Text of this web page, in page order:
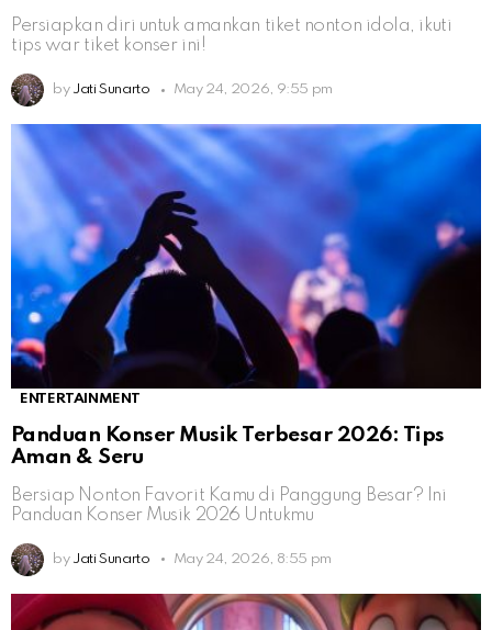
Persiapkan diri untuk amankan tiket nonton idola, ikuti
tips war tiket konser ini!
by Jati Sunarto May 24, 2026, 9:55 pm
ENTERTAINMENT
Panduan Konser Musik Terbesar 2026: Tips
Aman & Seru
Bersiap Nonton Favorit Kamu di Panggung Besar? Ini
Panduan Konser Musik 2026 Untukmu
by Jati Sunarto May 24, 2026, 8:55 pm